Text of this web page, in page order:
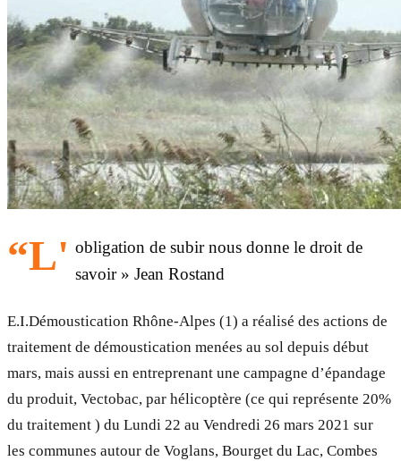
“L' obligation de subir nous donne le droit de
savoir » Jean Rostand
E.I.Démoustication Rhône-Alpes (1) a réalisé des actions de
traitement de démoustication menées au sol depuis début
mars, mais aussi en entreprenant une campagne d’épandage
du produit, Vectobac, par hélicoptère (ce qui représente 20%
du traitement ) du Lundi 22 au Vendredi 26 mars 2021 sur
les communes autour de Voglans, Bourget du Lac, Combes